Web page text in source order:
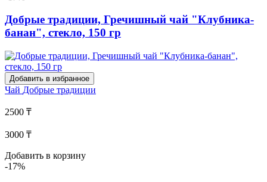
Добрые традиции, Гречишный чай "Клубника-
банан", стекло, 150 гр
Добавить в избранное
Чай Добрые традиции
2500 ₸
3000 ₸
Добавить в корзину
-17%